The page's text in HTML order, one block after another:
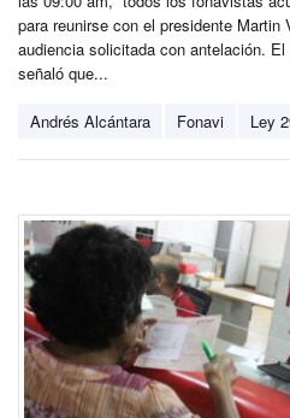
para reunirse con el presidente Martin
audiencia solicitada con antelación.
señaló que...
Andrés Alcántara Fonavi Ley